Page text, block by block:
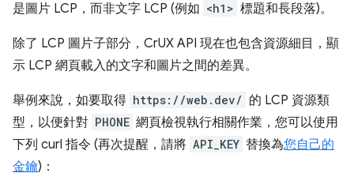
是圖片 LCP，而非文字 LCP (例如 <h1> 標題和長段落)。
除了 LCP 圖片子部分，CrUX API 現在也包含資源細目，顯
示 LCP 網頁載入的文字和圖片之間的差異。
舉例來說，如要取得 https://web.dev/ 的 LCP 資源類
型，以便針對 PHONE 網頁檢視執行相關作業，您可以使用
下列 curl 指令 (再次提醒，請將 API_KEY 替換為您自己的
金鑰)：